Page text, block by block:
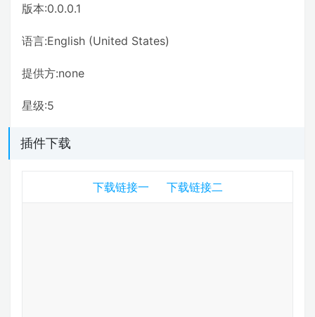
版本:0.0.0.1
语言:English (United States)
提供方:none
星级:5
插件下载
下载链接一 下载链接二